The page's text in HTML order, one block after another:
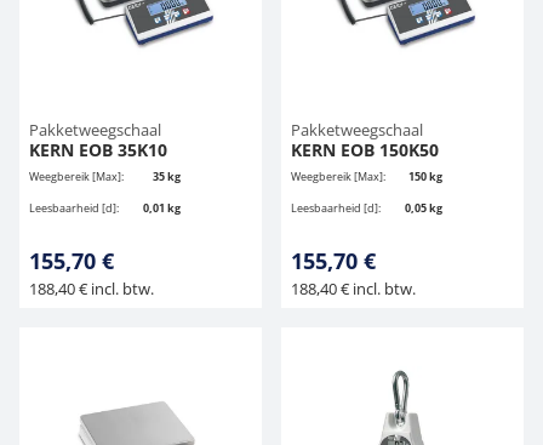
Pakketweegschaal
KERN EOB 35K10
Weegbereik [Max]:
35 kg
Leesbaarheid [d]:
0,01 kg
155,70 €
188,40 € incl. btw.
Pakketweegschaal
KERN EOB 150K50
Weegbereik [Max]:
150 kg
Leesbaarheid [d]:
0,05 kg
155,70 €
188,40 € incl. btw.